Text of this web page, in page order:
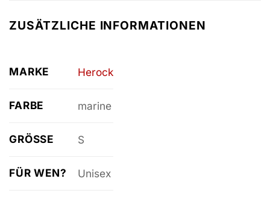
ZUSÄTZLICHE INFORMATIONEN
MARKE Herock
FARBE marine
GRÖSSE S
FÜR WEN? Unisex